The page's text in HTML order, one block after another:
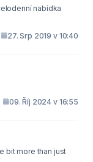
27. Srp 2019 v 10:40
09. Říj 2024 v 16:55
bit more than just